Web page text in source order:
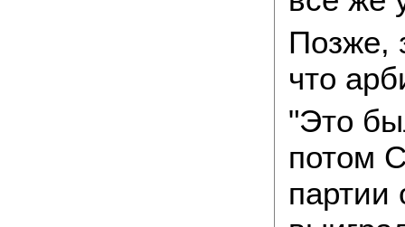
Позже,
что
"Это
потом
партии